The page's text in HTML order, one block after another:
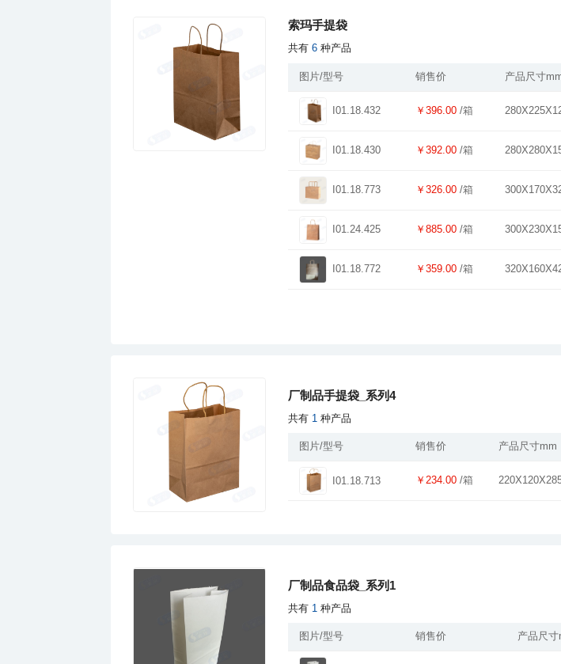
索玛手提袋
共有 6 种产品
图片/型号 销售价 产品尺寸
I01.18.432 ￥396.00 /箱
I01.18.430 ￥392.00 /箱
I01.18.773 ￥326.00 /箱
I01.24.425 ￥885.00 /箱
I01.18.772 ￥359.00 /箱
厂制品手提袋_系列4
共有 1 种产品
图片/型号 销售价 产品尺寸mm
I01.18.713 ￥234.00 /箱
厂制品食品袋_系列1
共有 1 种产品
图片/型号 销售价 产品尺寸